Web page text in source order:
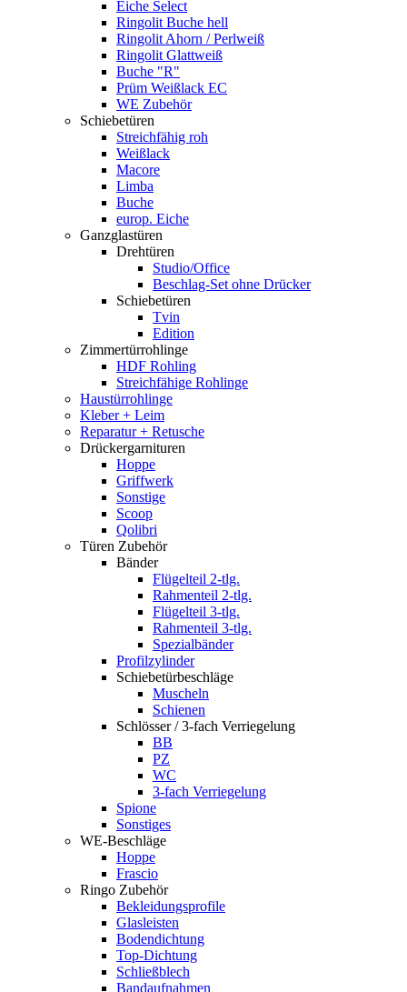
Eiche Select
Ringolit Buche hell
Ringolit Ahorn / Perlweiß
Ringolit Glattweiß
Buche "R"
Prüm Weißlack EC
WE Zubehör
Schiebetüren
Streichfähig roh
Weißlack
Macore
Limba
Buche
europ. Eiche
Ganzglastüren
Drehtüren
Studio/Office
Beschlag-Set ohne Drücker
Schiebetüren
Tvin
Edition
Zimmertürrohlinge
HDF Rohling
Streichfähige Rohlinge
Haustürrohlinge
Kleber + Leim
Reparatur + Retusche
Drückergarnituren
Hoppe
Griffwerk
Sonstige
Scoop
Qolibri
Türen Zubehör
Bänder
Flügelteil 2-tlg.
Rahmenteil 2-tlg.
Flügelteil 3-tlg.
Rahmenteil 3-tlg.
Spezialbänder
Profilzylinder
Schiebetürbeschläge
Muscheln
Schienen
Schlösser / 3-fach Verriegelung
BB
PZ
WC
3-fach Verriegelung
Spione
Sonstiges
WE-Beschläge
Hoppe
Frascio
Ringo Zubehör
Bekleidungsprofile
Glasleisten
Bodendichtung
Top-Dichtung
Schließblech
Bandaufnahmen